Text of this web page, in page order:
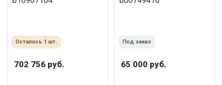
Осталось 1 шт.
702 756 руб.
Под заказ
65 000 руб.